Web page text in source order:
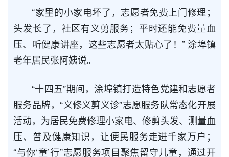
“家里的小家电坏了，志愿者免费上门修理；
头发长了，社区有义剪服务；平时还能免费量血
压、听健康讲座，这些志愿者太贴心了！” 涂埠镇
老年居民张阿姨说。
“十四五”期间，涂埠镇打造特色党建和志愿者
服务品牌，“义修义剪义诊”志愿服务队常态化开展
活动，为居民免费修理小家电、修剪头发、测量血
压、普及健康知识，让便民服务走进千家万户；
“与你‘童’行”志愿服务项目聚焦留守儿童，通过开